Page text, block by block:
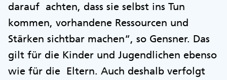
darauf achten, dass sie selbst ins Tun
kommen, vorhandene Ressourcen und
Stärken sichtbar machen“, so Gensner. Das
gilt für die Kinder und Jugendlichen ebenso
wie für die Eltern. Auch deshalb verfolgt